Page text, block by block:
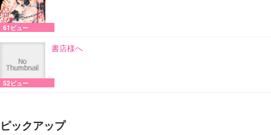
61ビュー
書店様へ
52ビュー
ピックアップ